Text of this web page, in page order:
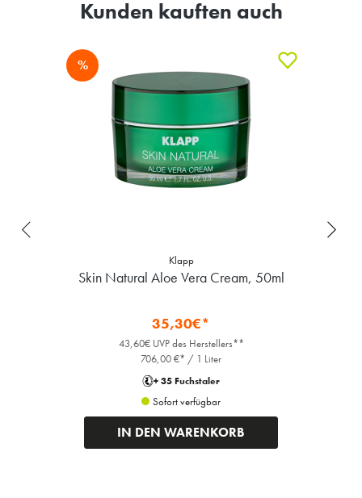
Kunden kauften auch
%
Klapp
Skin Natural Aloe Vera Cream, 50ml
35,30€*
43,60€ UVP des Herstellers**
706,00 €* / 1 Liter
+ 35 Fuchstaler
Sofort verfügbar
IN DEN WARENKORB